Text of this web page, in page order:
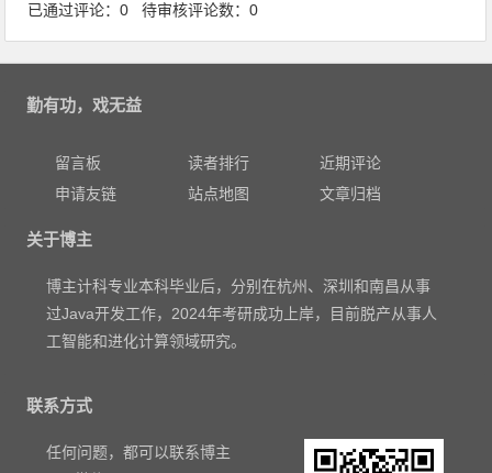
已通过评论：0 待审核评论数：0
勤有功，戏无益
留言板 读者排行
近期评论
申请友链
站点地图 文章归档
关于博主
博主计科专业本科毕业后，分别在杭州、深圳和南昌从事
过Java开发工作，2024年考研成功上岸，目前脱产从事人
工智能和进化计算领域研究。
联系方式
任何问题，都可以联系博主